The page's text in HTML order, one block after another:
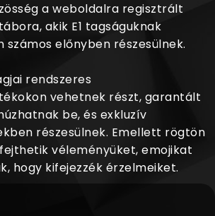
a weboldalra regisztrált
akik E1 tagságuknak
számos előnyben részesülnek.
rendszeres
vehetnek részt, garantált
be, és exkluzív
részesülnek. Emellett rögtön
véleményüket, emojikat
hogy kifejezzék érzelmeiket.